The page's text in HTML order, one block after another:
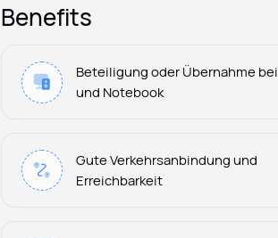
Benefits
Beteiligung oder Übernahme
und Notebook
Gute Verkehrsanbindung und
Erreichbarkeit